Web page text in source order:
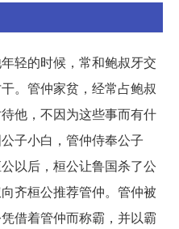
轻的时候，常和鲍叔牙交
。管仲家贫，经常占鲍叔
他，不因为这些事而有什
子小白，管仲侍奉公子
以后，桓公让鲁国杀了公
齐桓公推荐管仲。管仲被
借着管仲而称霸，并以霸